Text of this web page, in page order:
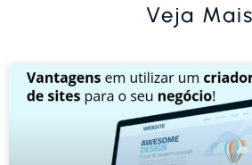
Veja Mais